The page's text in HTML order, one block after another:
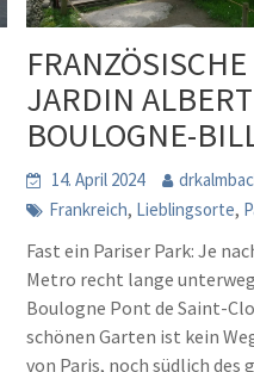
JARDIN
BOULOGNE-
14. April 2024
Frankreich, Lieblingsorte,
Fast ein Pariser Park: Je
Metro recht lange
Boulogne Pont de Saint-
schönen Garten ist kein
von Paris, noch südlich des